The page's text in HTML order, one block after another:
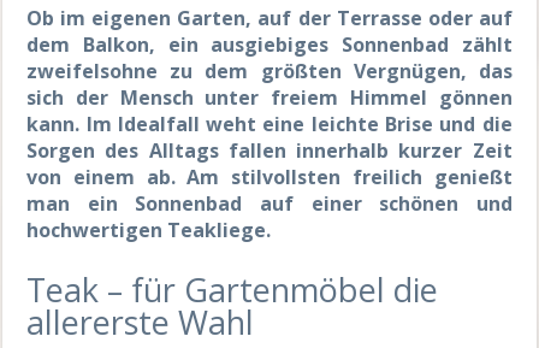
Ob im eigenen Garten, auf der Terrasse oder auf
dem Balkon, ein ausgiebiges Sonnenbad zählt
zweifelsohne zu dem größten Vergnügen, das
sich der Mensch unter freiem Himmel gönnen
kann. Im Idealfall weht eine leichte Brise und die
Sorgen des Alltags fallen innerhalb kurzer Zeit
von einem ab. Am stilvollsten freilich genießt
man ein Sonnenbad auf einer schönen und
hochwertigen Teakliege.
Teak – für Gartenmöbel die
allererste Wahl